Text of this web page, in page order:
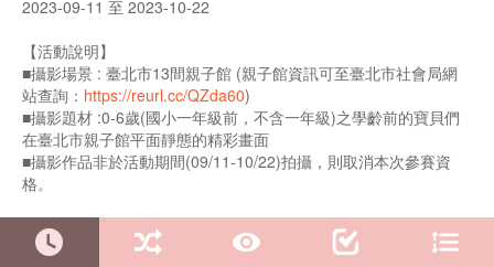
2023-09-11 至 2023-10-22
【活動說明】
■攝影場景 : 臺北市13間親子館 (親子館資訊可至臺北市社會局網
站查詢： https://reurl.cc/QZda60)
■攝影題材 :0-6歲(國小一年級前，不含一年級)之學齡前的寶貝們
在臺北市親子館平面靜態的精彩畫面
■攝影作品非於活動期間(09/11-10/22)拍攝，則取消本次參賽資
格。
【徵件作品說明】
■照片規格 : 圖片尺寸長寬需大於530像素(建議小於5M)，並於臺